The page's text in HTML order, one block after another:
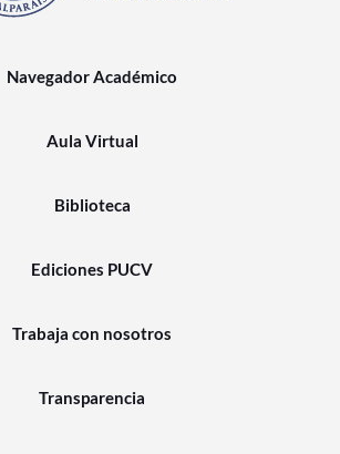
Navegador Académico
Aula Virtual
Biblioteca
Ediciones PUCV
Trabaja con nosotros
Transparencia